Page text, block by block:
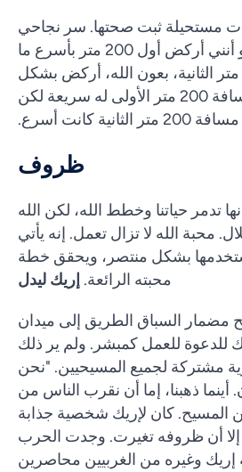
بدت مستحيلة ثبت صحتها. سر نجاحي
في سباق 400 متر هو أنني أركض أول 200 متر بأسرع ما
يمكن. ثم، في الـ 200 متر الثانية، بعون الله، أركض بشكل
أسرع. كانت مسافة 200 متر الأولى له سريعة لكن
مسافة 200 متر الثانية كانت أسرع.
ظروف
تدمر حياتنا وخطط الله، لكن الله
محبة الله لا تزال تعمل. إنه يأتي
بشكل منتصر، ويحقق خطة
محبته الرائعة. إريك ليدل
السباق الطريق إلى ميدان
للدعوة للعمل كمبشر. ولم ير ذلك
مشتركة لجميع المسيحيين. "نحن
ذهبنا، إما أن نقرب الناس من
المسيح. كان لإريك شخصية جذابة
إلا أن ظروفه تغيرت. وجدت الحرب
إريك وغيره من الغربيين محاصرين